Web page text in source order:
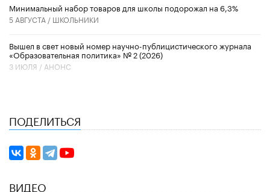
Минимальный набор товаров для школы подорожал на 6,3%
5 АВГУСТА / ШКОЛЬНИКИ
Вышел в свет новый номер научно-публицистического журнала
«Образовательная политика» № 2 (2026)
3 ИЮЛЯ / АНОНС
ПОДЕЛИТЬСЯ
ВИДЕО